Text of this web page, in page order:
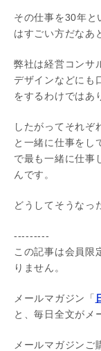
その仕事を30年と
はすごい方だなあ
弊社は経営コンサ
デザインなどにも
をするわけではあ
したがってそれぞ
と一緒に仕事をし
で最も一緒に仕事
んです。
どうしてそうなっ
---------
この記事は会員限
りません。
メールマガジン「
と、毎日全文がメ
メールマガジンご